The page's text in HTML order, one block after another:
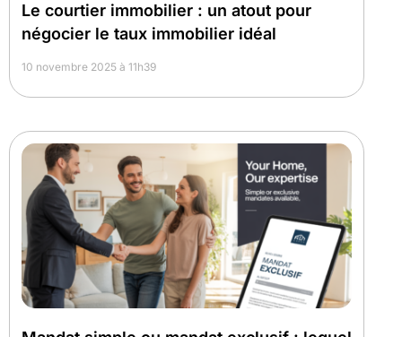
Le courtier immobilier : un atout pour
négocier le taux immobilier idéal
10 novembre 2025 à 11h39